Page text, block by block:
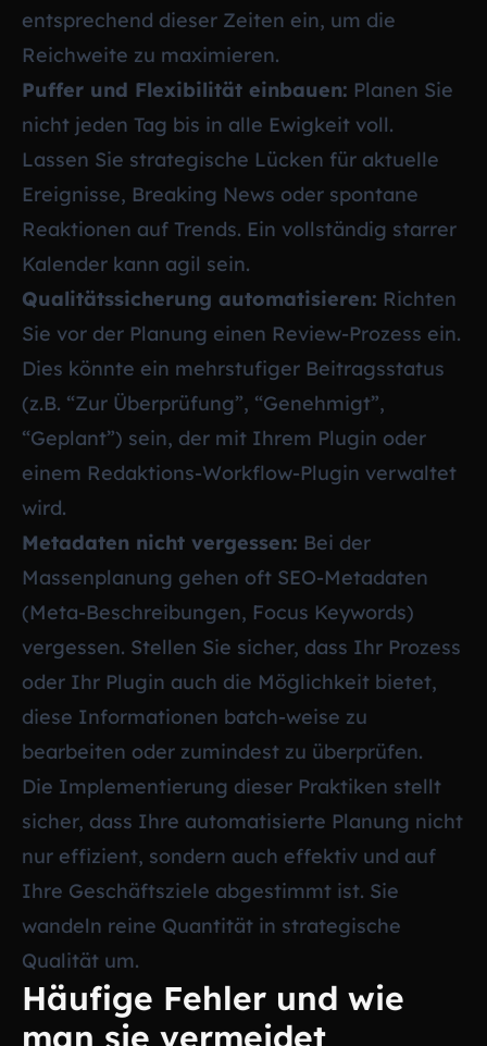
entsprechend dieser Zeiten ein, um die
Reichweite zu maximieren.
Puffer und Flexibilität einbauen: Planen Sie
nicht jeden Tag bis in alle Ewigkeit voll.
Lassen Sie strategische Lücken für aktuelle
Ereignisse, Breaking News oder spontane
Reaktionen auf Trends. Ein vollständig starrer
Kalender kann agil sein.
Qualitätssicherung automatisieren: Richten
Sie vor der Planung einen Review-Prozess ein.
Dies könnte ein mehrstufiger Beitragsstatus
(z.B. “Zur Überprüfung”, “Genehmigt”,
“Geplant”) sein, der mit Ihrem Plugin oder
einem Redaktions-Workflow-Plugin verwaltet
wird.
Metadaten nicht vergessen: Bei der
Massenplanung gehen oft SEO-Metadaten
(Meta-Beschreibungen, Focus Keywords)
vergessen. Stellen Sie sicher, dass Ihr Prozess
oder Ihr Plugin auch die Möglichkeit bietet,
diese Informationen batch-weise zu
bearbeiten oder zumindest zu überprüfen.
Die Implementierung dieser Praktiken stellt
sicher, dass Ihre automatisierte Planung nicht
nur effizient, sondern auch effektiv und auf
Ihre Geschäftsziele abgestimmt ist. Sie
wandeln reine Quantität in strategische
Qualität um.
Häufige Fehler und wie